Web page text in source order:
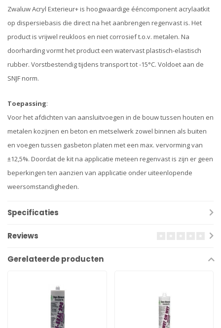
Zwaluw Acryl Exterieur+ is hoogwaardige ééncomponent acrylaatkit
op dispersiebasis die direct na het aanbrengen regenvast is. Het
product is vrijwel reukloos en niet corrosief t.o.v. metalen. Na
doorharding vormt het product een watervast plastisch-elastisch
rubber. Vorstbestendig tijdens transport tot -15°C. Voldoet aan de
SNJF norm.
Toepassing:
Voor het afdichten van aansluitvoegen in de bouw tussen houten en
metalen kozijnen en beton en metselwerk zowel binnen als buiten
en voegen tussen gasbeton platen met een max. vervorming van
±12,5%. Doordat de kit na applicatie meteen regenvast is zijn er geen
beperkingen ten aanzien van applicatie onder uiteenlopende
weersomstandigheden.
Specificaties
Reviews
Gerelateerde producten